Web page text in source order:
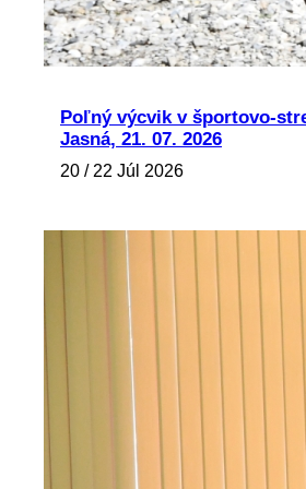
Poľný výcvik v športovo-
Jasná, 21. 07. 2026
20 / 22 Júl 2026